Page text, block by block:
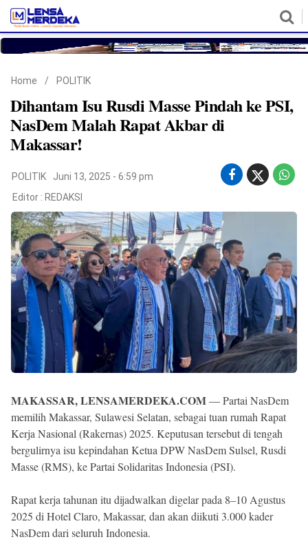
©
Copyright
2026
Lensa
Merdeka
Home / POLITIK
Dihantam Isu Rusdi Masse Pindah ke PSI,
NasDem Malah Rapat Akbar di
Makassar!
POLITIK
Juni 13, 2025 - 6:59 pm
Editor : REDAKSI
MAKASSAR, LENSAMERDEKA.COM— Partai NasDem
memilih Makassar, Sulawesi Selatan, sebagai tuan rumah Rapat
Kerja Nasional (Rakernas) 2025. Keputusan tersebut di tengah
bergulirnya isu kepindahan Ketua DPW NasDem Sulsel, Rusdi
Masse (RMS), ke Partai Solidaritas Indonesia (PSI).
Rapat kerja tahunan itu dijadwalkan digelar pada 8–10 Agustus
2025 di Hotel Claro, Makassar, dan akan diikuti 3.000 kader
NasDem dari seluruh Indonesia.